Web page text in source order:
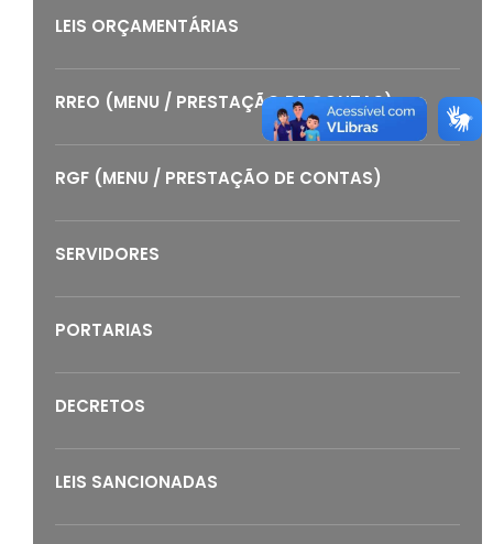
LEIS ORÇAMENTÁRIAS
RREO (MENU / PRESTAÇÃO DE CONTAS)
RGF (MENU / PRESTAÇÃO DE CONTAS)
SERVIDORES
PORTARIAS
DECRETOS
LEIS SANCIONADAS